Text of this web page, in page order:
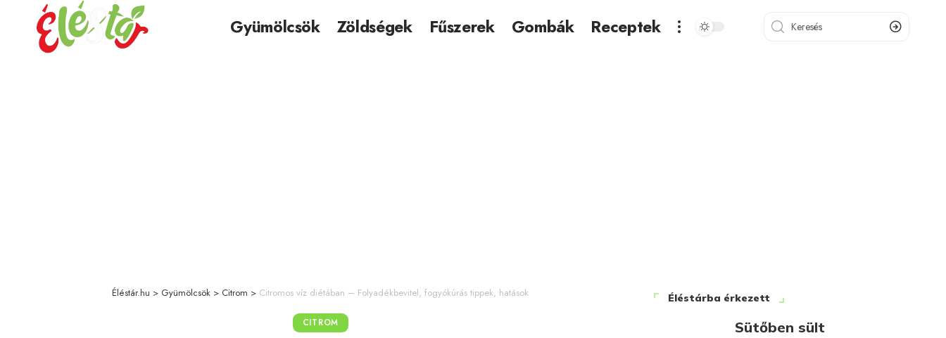
Gyümölcsök Zöldségek Fűszerek Gombák Receptek
Éléstár.hu > Gyümölcsök > Citrom > Citromos víz diétában – Folyadékbevitel, fogyókúrás tippek, hatások
CITROM
Éléstárba érkezett
Sütőben sült